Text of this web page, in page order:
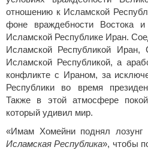
отношению к Исламской
фоне враждебности Востока
Исламской Республике Иран.
Исламской Республикой
Исламской Республикой, а
конфликте с Ираном, за
Республики во время
Также в этой атмосфере
который удивил мир.
«Имам Хомейни поднял лозунг
Исламская Республика», чтобы